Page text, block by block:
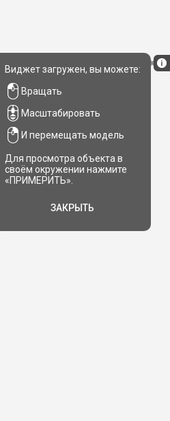
Виджет загружен, вы можете:
Вращать
Масштабировать
И перемещать модель
Для просмотра объекта в
своём окружении нажмите
«ПРИМЕРИТЬ».
ЗАКРЫТЬ